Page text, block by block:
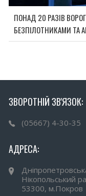
ПОНАД 20 РАЗІВ
БЕЗПІЛОТНИКАМИ ТА
ЗВОРОТНІЙ ЗВ'ЯЗОК:
(05667) 4-30-35
АДРЕСА:
Нікопольський
53300, м.Покров